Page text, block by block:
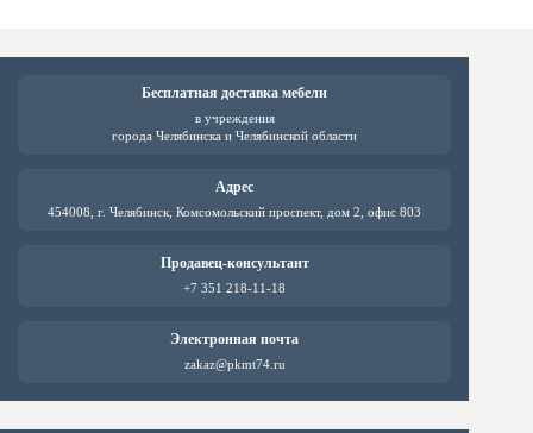
Бесплатная доставка мебели
в учреждения
города Челябинска и Челябинской области
Адрес
454008, г. Челябинск, Комсомольский проспект, дом 2, офис 803
Продавец-консультант
+7 351 218-11-18
Электронная почта
zakaz@pkmt74.ru